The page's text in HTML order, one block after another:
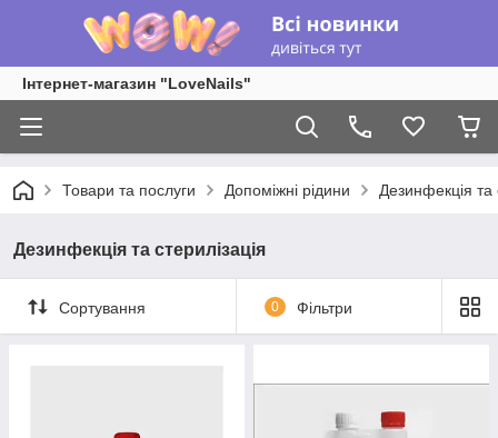
Інтернет-магазин "LoveNails"
Товари та послуги Допоміжні рідини Дезинфекція та
Дезинфекція та стерилізація
Сортування 0 Фільтри